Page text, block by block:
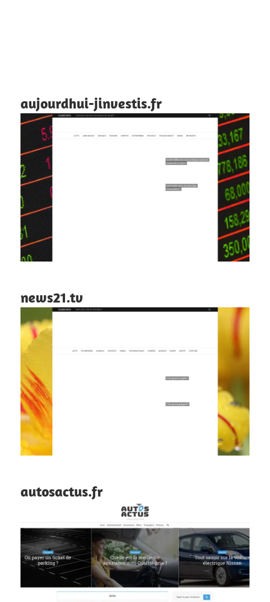
aujourdhui-jinvestis.fr
news21.tv
autosactus.fr